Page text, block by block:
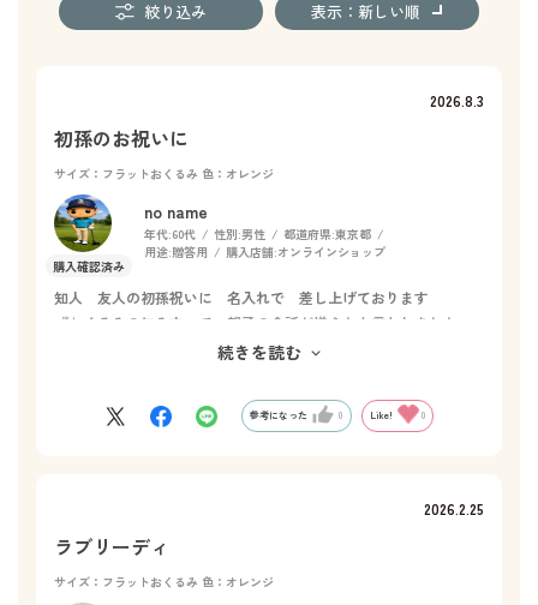
絞り込み 表示：新しい順
2026.8.3
初孫のお祝いに
サイズ：フラットおくるみ 色：オレンジ
no name
年代:60代 性別:男性 都道府県:東京都
用途:贈答用 購入店舗:オンラインショップ
知人 友人の初孫祝いに 名入れで 差し上げております
『おくるみの包み方』で 親子の会話が増えたと言われました
おくるみの後は お風呂上り用のタオルとして 重宝していると
続きを読む
参考になった 0 Like! 0
2026.2.25
ラブリーディ
サイズ：フラットおくるみ 色：オレンジ